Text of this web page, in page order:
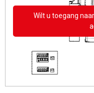
Wilt u toegang